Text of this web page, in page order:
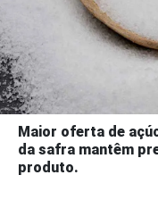
Maior oferta de
da safra mantêm
produto.